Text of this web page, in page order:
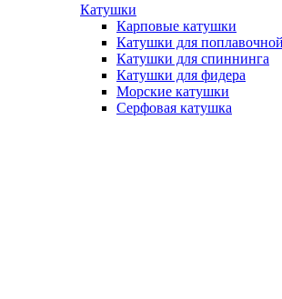
Катушки
Карповые катушки
Катушки для
Катушки для спиннинга
Катушки для фидера
Морские катушки
Серфовая катушка